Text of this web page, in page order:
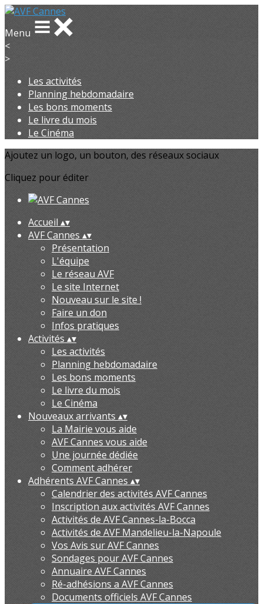
Menu
<
>
Les activités
Planning hebdomadaire
Les bons moments
Le livre du mois
Le Cinéma
Ajoutez un logo, un bouton, des réseaux sociaux
Cliquez pour éditer
Accueil ▴▾
AVF Cannes ▴▾
Présentation
L'équipe
Le réseau AVF
Le site Internet
Nouveau sur le site !
Faire un don
Infos pratiques
Activités ▴▾
Les activités
Planning hebdomadaire
Les bons moments
Le livre du mois
Le Cinéma
Nouveaux arrivants ▴▾
La Mairie vous aide
AVF Cannes vous aide
Une journée dédiée
Comment adhérer
Adhérents AVF Cannes ▴▾
Calendrier des activités AVF Cannes
Inscription aux activités AVF Cannes
Activités de AVF Cannes-la-Bocca
Activités de AVF Mandelieu-la-Napoule
Vos Avis sur AVF Cannes
Sondages pour AVF Cannes
Annuaire AVF Cannes
Ré-adhésions a AVF Cannes
Documents officiels AVF Cannes